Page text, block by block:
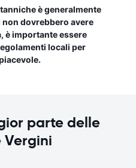
è generalmente
dovrebbero avere
è importante essere
locali per
parte delle
Vergini